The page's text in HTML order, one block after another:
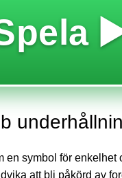
symbol för
att bli påkörd av